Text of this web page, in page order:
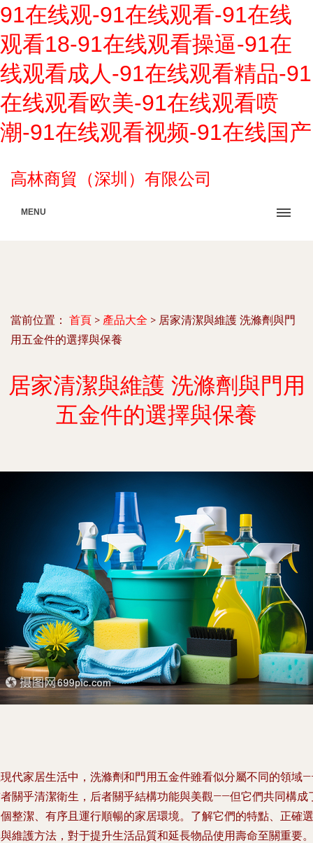
91在线观-91在线观看-91在线
观看18-91在线观看操逼-91在
线观看成人-91在线观看精品-91
在线观看欧美-91在线观看喷
潮-91在线观看视频-91在线国产
高林商貿（深圳）有限公司
MENU
當前位置： 首頁 > 產品大全 > 居家清潔與維護 洗滌劑與門
用五金件的選擇與保養
居家清潔與維護 洗滌劑與門用
五金件的選擇與保養
代家居生活中，洗滌劑和門用五金件雖看似分屬不同的領域
關乎清潔衛生，后者關乎結構功能與美觀——但它們共同構成
整潔、有序且運行順暢的家居環境。了解它們的特點、正確選
維護方法，對于提升生活品質和延長物品使用壽命至關重要。